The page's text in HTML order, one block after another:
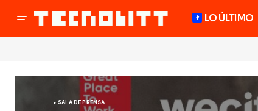
LO ÚLTIMO
SALA DE PRENSA